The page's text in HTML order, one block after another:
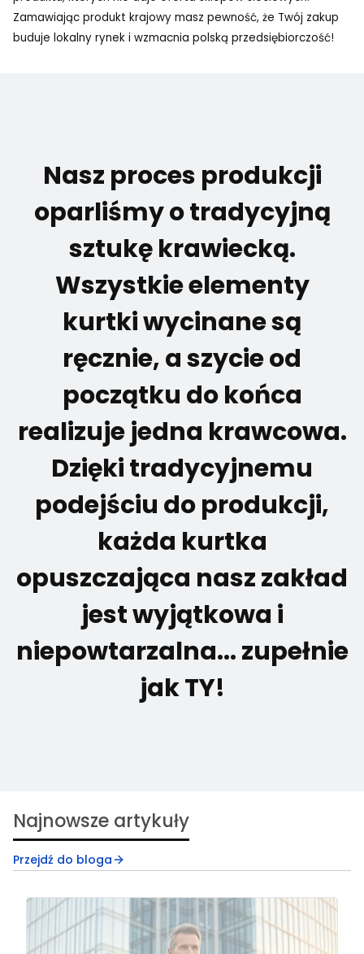
Zamawiając produkt krajowy masz pewność, że Twój zakup
buduje lokalny rynek i wzmacnia polską przedsiębiorczość!
Nasz proces produkcji
oparliśmy o tradycyjną
sztukę krawiecką.
Wszystkie elementy
kurtki wycinane są
ręcznie, a szycie od
początku do końca
realizuje jedna krawcowa.
Dzięki tradycyjnemu
podejściu do produkcji,
każda kurtka
opuszczająca nasz zakład
jest wyjątkowa i
niepowtarzalna... zupełnie
jak TY!
Najnowsze artykuły
Przejdź do bloga